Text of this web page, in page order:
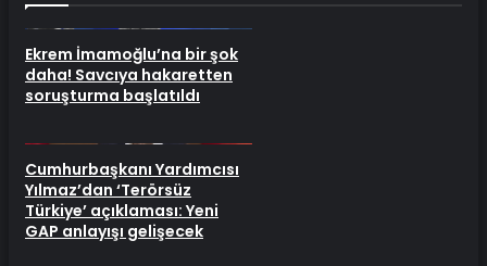
Ekrem İmamoğlu’na bir şok
daha! Savcıya hakaretten
soruşturma başlatıldı
Cumhurbaşkanı Yardımcısı
Yılmaz’dan ‘Terörsüz
Türkiye’ açıklaması: Yeni
GAP anlayışı gelişecek